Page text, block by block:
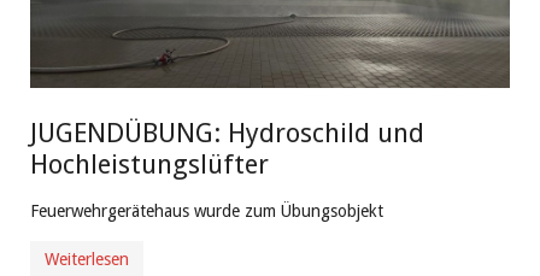
JUGENDÜBUNG: Hydroschild und
Hochleistungslüfter
Feuerwehrgerätehaus wurde zum Übungsobjekt
Weiterlesen